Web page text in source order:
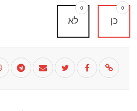
כן
0
לא
0